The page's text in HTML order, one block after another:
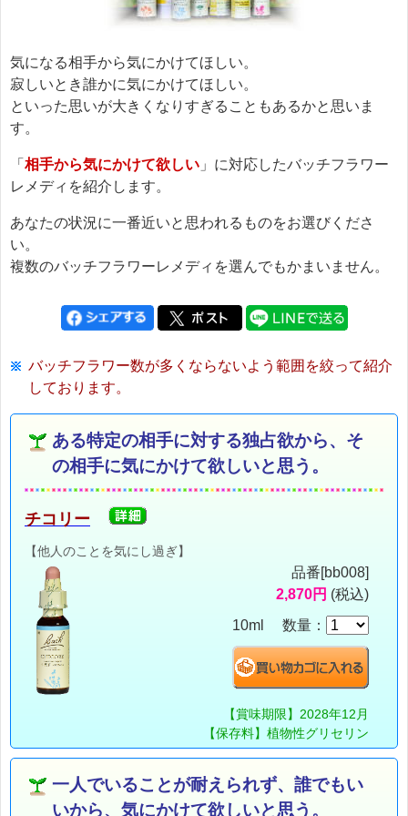
気になる相手から気にかけてほしい。
寂しいとき誰かに気にかけてほしい。
といった思いが大きくなりすぎることもあるかと思いま
す。
「 相手から気にかけて欲しい 」に対応したバッチフラワー
レメディを紹介します。
あなたの状況に一番近いと思われるものをお選びくださ
い。
複数のバッチフラワーレメディを選んでもかまいません。
バッチフラワー数が多くならないよう範囲を絞って紹介
しております。
ある特定の相手に対する独占欲から、そ
の相手に気にかけて欲しいと思う。
チコリー
【他人のことを気にし過ぎ】
品番[bb008]
2,870円 (税込)
10ml 数量：
【賞味期限】2028年12月
【保存料】植物性グリセリン
一人でいることが耐えられず、誰でもい
いから、気にかけて欲しいと思う。